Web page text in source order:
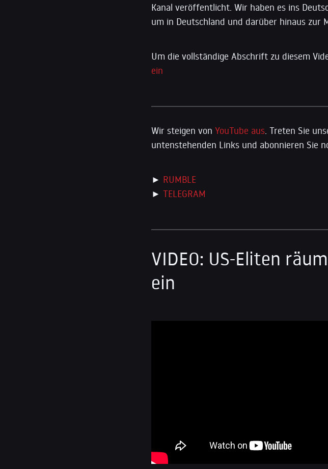
Kanal veröffentlicht. Wir haben es ins
um in Deutschland und darüber hinaus zur
Um die vollständige Abschrift zu diesem
ein
Wir steigen vonYouTube aus. Treten Sie
untenstehenden Links und abonnieren Sie
► RUMBLE
►TELEGRAM
VIDEO: US-Eliten
ein